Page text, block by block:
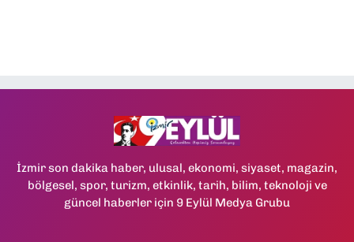
İzmir son dakika haber, ulusal, ekonomi, siyaset, magazin,
bölgesel, spor, turizm, etkinlik, tarih, bilim, teknoloji ve
güncel haberler için 9 Eylül Medya Grubu